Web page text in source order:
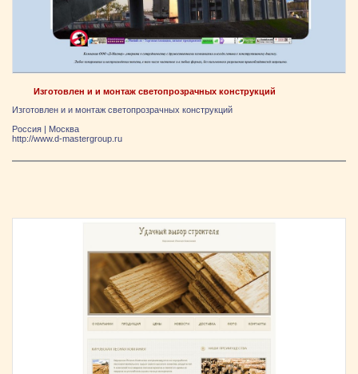
Изготовлен и и монтаж светопрозрачных конструкций
Изготовлен и и монтаж светопрозрачных конструкций
Россия
Москва
http://www.d-mastergroup.ru